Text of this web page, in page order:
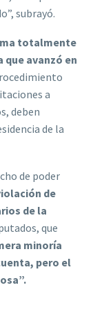
subrayó.
totalmente
avanzó en
a
deben
de la
de poder
de
de la
que
minoría
pero el